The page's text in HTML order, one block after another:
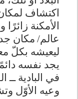
اكتشاف
الأمكنة
عالم/ مكان
ليعيشه بكلّ
يجد نفسه
في البادية ــ
وعيه الأوّل